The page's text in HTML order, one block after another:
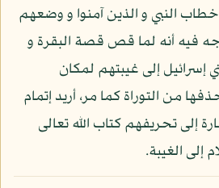
النبي و الذين آمنوا و وضعهم
فيه أنه لما قص قصة البقرة و
إلى غيبتهم لمكان
من التوراة كما مر، أريد إتمام
إلى تحريفهم كتاب الله تعالى
الغيبة.